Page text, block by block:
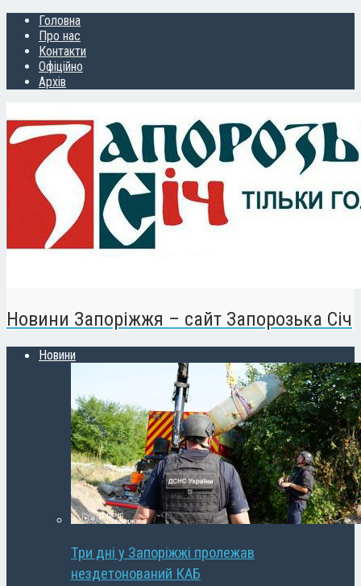
Головна
Про нас
Контакти
Офіційно
Архів
Новини Запоріжжя – сайт Запорозька Січ
Новини
Три дні у Запоріжжі пролежав
нездетонований КАБ